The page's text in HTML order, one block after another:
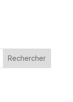
Rechercher